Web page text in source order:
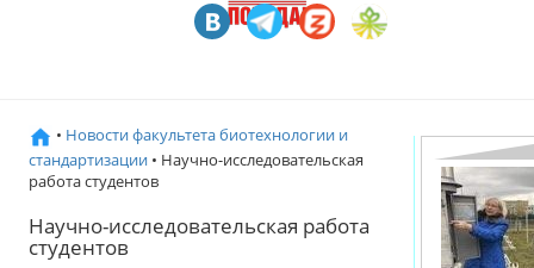
• Новости факультета биотехнологии и
стандартизации • Научно-исследовательская
работа студентов
Научно-исследовательская работа
студентов